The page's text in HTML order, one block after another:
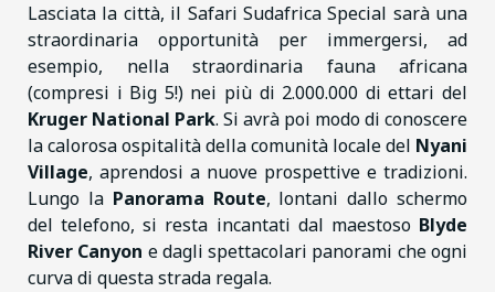
Lasciata la città, il Safari Sudafrica Special sarà una
straordinaria opportunità per immergersi, ad
esempio, nella straordinaria fauna africana
(compresi i Big 5!) nei più di 2.000.000 di ettari del
Kruger National Park. Si avrà poi modo di conoscere
la calorosa ospitalità della comunità locale del Nyani
Village, aprendosi a nuove prospettive e tradizioni.
Lungo la Panorama Route, lontani dallo schermo
del telefono, si resta incantati dal maestoso Blyde
River Canyon e dagli spettacolari panorami che ogni
curva di questa strada regala.